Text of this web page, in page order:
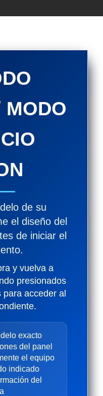
MODO
de su
el diseño del
de iniciar el
y vuelva a
presionados
para acceder al
exacto
del panel
el equipo
indicado
del